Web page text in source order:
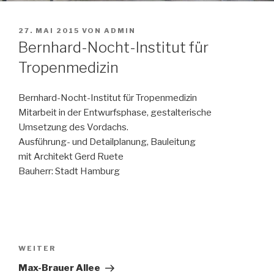
VERÖFFENTLICHT
AM
27. MAI 2015 VON ADMIN
Bernhard-Nocht-Institut für
Tropenmedizin
Bernhard-Nocht-Institut für Tropenmedizin
Mitarbeit in der Entwurfsphase, gestalterische
Umsetzung des Vordachs.
Ausführung- und Detailplanung, Bauleitung
mit Architekt Gerd Ruete
Bauherr: Stadt Hamburg
Nächster
Beitrag
WEITER
Max-Brauer Allee